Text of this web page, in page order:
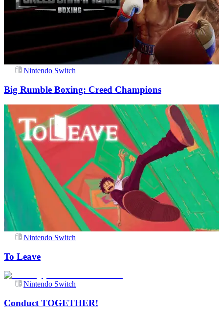
Nintendo Switch
Big Rumble Boxing: Creed Champions
Nintendo Switch
To Leave
Nintendo Switch
Conduct TOGETHER!